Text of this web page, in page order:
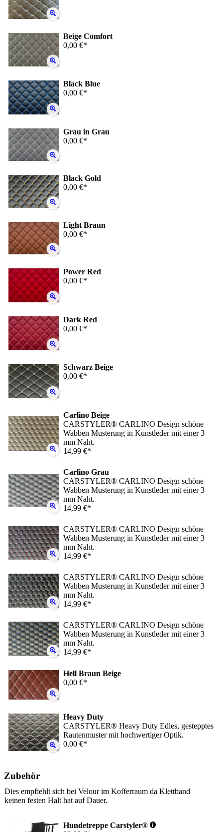
Beige Comfort
0,00 €*
Black Blue
0,00 €*
Grau in Grau
0,00 €*
Black Gold
0,00 €*
Light Braun
0,00 €*
Power Red
0,00 €*
Dark Red
0,00 €*
Schwarz Beige
0,00 €*
Carlino Beige
CARSTYLER® CARLINO Design schöne
Wabben Musterung in Kunstleder mit einer 3
mm Naht.
14,99 €*
Carlino Grau
CARSTYLER® CARLINO Design schöne
Wabben Musterung in Kunstleder mit einer 3
mm Naht.
14,99 €*
CARSTYLER® CARLINO Design schöne
Wabben Musterung in Kunstleder mit einer 3
mm Naht.
14,99 €*
CARSTYLER® CARLINO Design schöne
Wabben Musterung in Kunstleder mit einer 3
mm Naht.
14,99 €*
CARSTYLER® CARLINO Design schöne
Wabben Musterung in Kunstleder mit einer 3
mm Naht.
14,99 €*
Hell Braun Beige
0,00 €*
Heavy Duty
CARSTYLER® Heavy Duty Edles, gestepptes
Rautenmuster mit hochwertiger Optik.
0,00 €*
Zubehör
Dies empfiehlt sich bei Velour im Kofferraum da Klettband
keinen festen Halt hat auf Dauer.
Hundetreppe Carstyler®